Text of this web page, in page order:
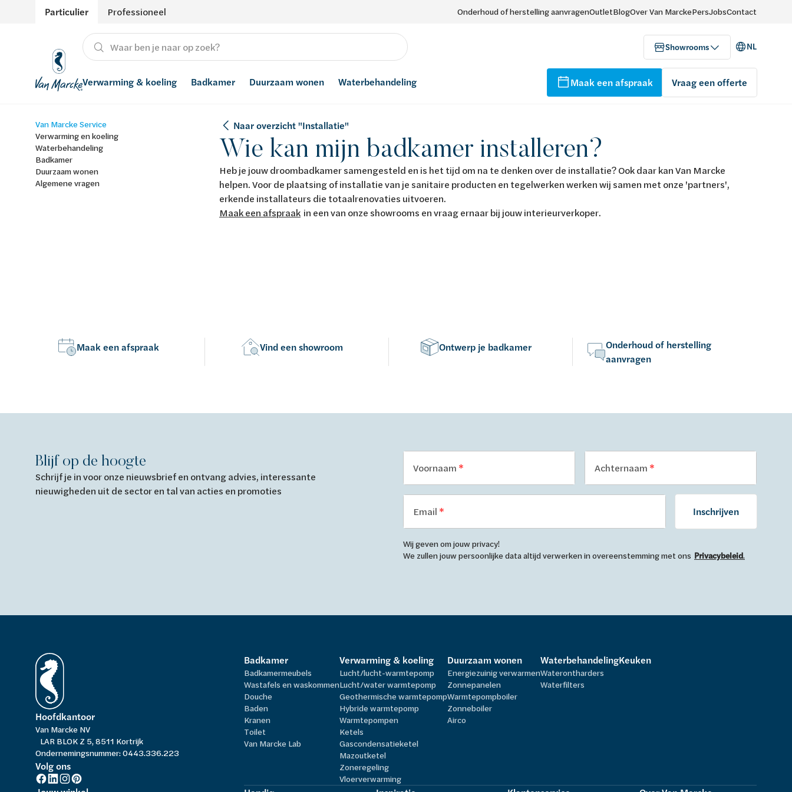
Particulier Professioneel Onderhoud of herstelling aanvragenOutletBlogOver Van MarckePersJobsContact
Showrooms NL
Verwarming & koeling
Verwarming
Koeling
Ontdek verwarming & koeling
Badkamer
Producten
Badkamers met richtprijs
Advies
Ontdek de badkamer
Duurzaam wonen
Hernieuwbare energie
Ventilatie
Regenwaterrecuperatie
Ontdek duurzaam wonen
Waterbehandeling
Waterontharders
Waterfilters
Ontdek waterbehandeling
Maak een afspraak Vraag een offerte
Van Marcke Service
Verwarming en koeling
Waterbehandeling
Badkamer
Duurzaam wonen
Algemene vragen
Naar overzicht "Installatie"
Wie kan mijn badkamer installeren?
Heb je jouw droombadkamer samengesteld en is het tijd om na te denken over de installatie? Ook daar kan Van Marcke
helpen. Voor de plaatsing of installatie van je sanitaire producten en tegelwerken werken wij samen met onze 'partners',
erkende installateurs die totaalrenovaties uitvoeren.
Maak een afspraak in een van onze showrooms en vraag ernaar bij jouw interieurverkoper.
Maak een afspraak Vind een showroom Ontwerp je badkamer
Onderhoud of herstelling
aanvragen
Blijf op de hoogte
Schrijf je in voor onze nieuwsbrief en ontvang advies, interessante
nieuwigheden uit de sector en tal van acties en promoties
Voornaam Achternaam
Email Inschrijven
Wij geven om jouw privacy!
We zullen jouw persoonlijke data altijd verwerken in overeenstemming met ons Privacybeleid.
Hoofdkantoor
Van Marcke NV
LAR BLOK Z 5, 8511 Kortrijk
Ondernemingsnummer: 0443.336.223
Volg ons
Badkamer
Badkamermeubels
Wastafels en waskommen
Douche
Baden
Kranen
Toilet
Van Marcke Lab
Verwarming & koeling
Lucht/lucht-warmtepomp
Lucht/water warmtepomp
Geothermische warmtepomp
Hybride warmtepomp
Warmtepompen
Ketels
Gascondensatieketel
Mazoutketel
Zoneregeling
Vloerverwarming
Duurzaam wonen
Energiezuinig verwarmen
Zonnepanelen
Warmtepompboiler
Zonneboiler
Airco
Waterbehandeling
Waterontharders
Waterfilters
Keuken